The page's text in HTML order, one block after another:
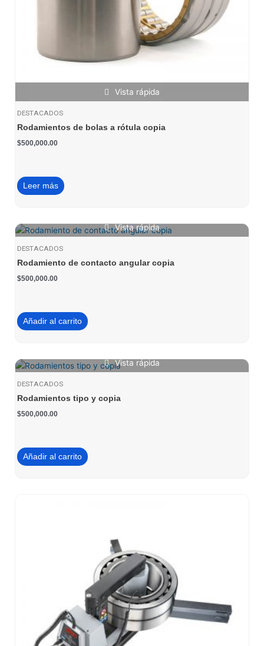
Vista rápida
DESTACADOS
Rodamientos de bolas a rótula copia
$500,000.00
Leer más
Vista rápida
DESTACADOS
Rodamiento de contacto angular copia
$500,000.00
Añadir al carrito
Vista rápida
DESTACADOS
Rodamientos tipo y copia
$500,000.00
Añadir al carrito